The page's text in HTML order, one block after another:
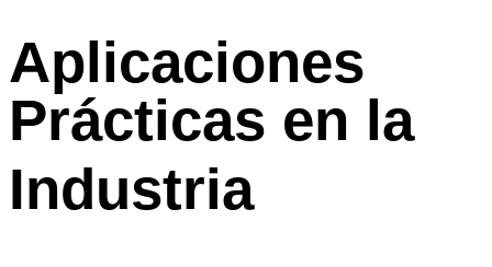
Aplicaciones
Prácticas en la
Industria